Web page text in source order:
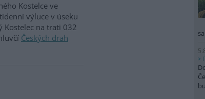
Kostelce ve
výluce v úseku
Kostelec na trati 032
Českých drah